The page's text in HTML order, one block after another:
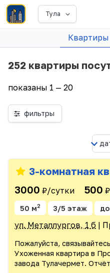
Тула
Квартиры
252 квартиры
показаны 1 — 20
фильтры
3-комнатная
3000 ₽/сутки 500
50 м2 3/5 этаж
ул. Металлургов, 1 б |
Пожалуйста,
Ухоженная квартира в
завода Тулачермет.